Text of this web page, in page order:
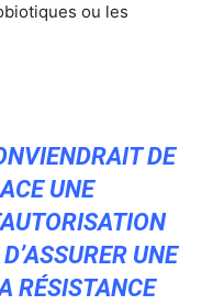
ou les
DE
UNE
UNE
RÉSISTANCE